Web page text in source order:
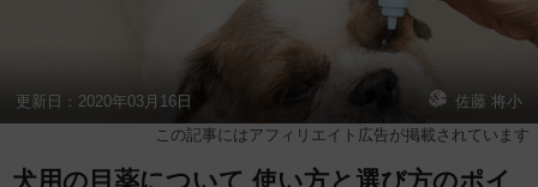
更新日： 2020年03月16日
佐藤 将小
この記事にはアフィリエイト広告が掲載されています
犬用の目薬について 使い方と選び方のポイ